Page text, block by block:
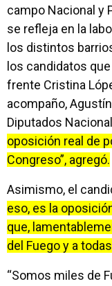
campo Nacional y
se refleja en la
los distintos
los candidatos
frente Cristina
acompaño,
Diputados
oposición real de
Congreso”, agregó.
Asimismo, el
eso, es la
que,
del Fuego y a
“Somos miles de